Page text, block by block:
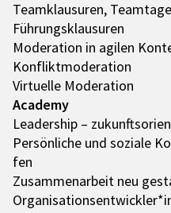
Team­klau­su­ren,
Führungs­klau­su­ren
Mode­ra­tion in agilen
Konflikt­mo­de­ra­tion
Virtu­elle Mode­ra­tion
Academy
Leader­ship –
Persön­li­che und soziale
fen
Zusam­men­ar­beit neu